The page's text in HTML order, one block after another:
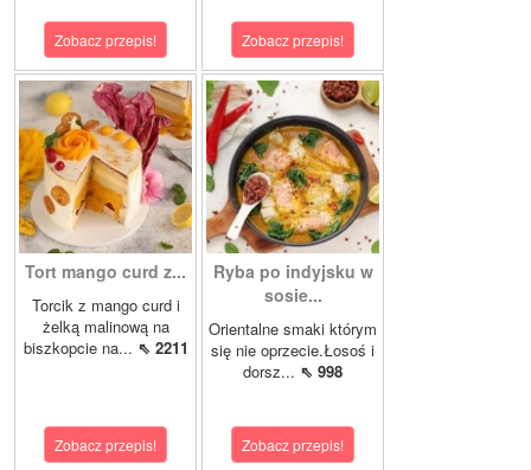
Zobacz przepis! Zobacz przepis!
Tort mango curd z...
Torcik z mango curd i
żelką malinową na
biszkopcie na... ⇖ 2211
Zobacz przepis!
Ryba po indyjsku w
sosie...
Orientalne smaki którym
się nie oprzecie.Łosoś i
dorsz... ⇖ 998
Zobacz przepis!